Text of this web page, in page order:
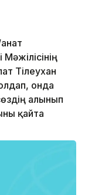
Тілеухан
онда
алынып
қайта